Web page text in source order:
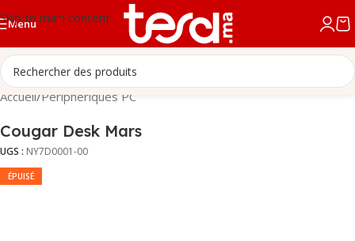
Skip to main content
Menu
Accueil/Périphériques PC
Cougar Desk Mars
UGS : NY7D0001-00
ÉPUISÉ